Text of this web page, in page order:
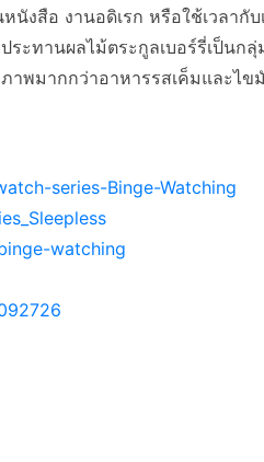
นังสือ งานอดิเรก หรือใช้เวลากั
ระทานผลไม้ตระกูลเบอร์รี่เป็นก
ภาพมากกว่าอาหารรสเค็มและไข
series-Binge-Watching
watching